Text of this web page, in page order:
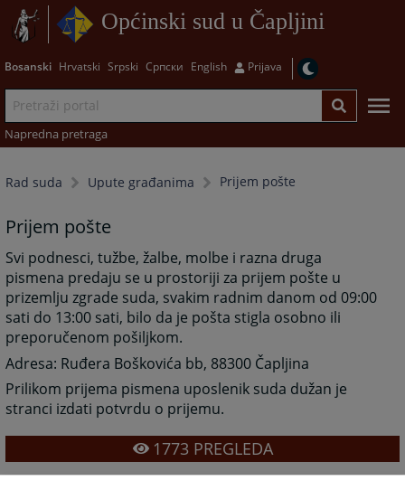
Općinski sud u Čapljini
Bosanski Hrvatski Srpski Српски English Prijava
Napredna pretraga
Rad suda Upute građanima Prijem pošte
Prijem pošte
Svi podnesci, tužbe, žalbe, molbe i razna druga
pismena predaju se u prostoriji za prijem pošte u
prizemlju zgrade suda, svakim radnim danom od 09:00
sati do 13:00 sati, bilo da je pošta stigla osobno ili
preporučenom pošiljkom.
Adresa: Ruđera Boškovića bb, 88300 Čapljina
Prilikom prijema pismena uposlenik suda dužan je
stranci izdati potvrdu o prijemu.
1773PREGLEDA